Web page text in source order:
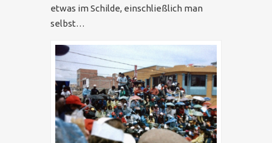
etwas im Schilde, einschließlich man
selbst…